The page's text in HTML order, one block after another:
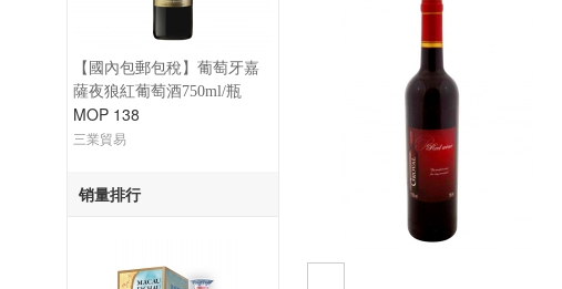
【國內包郵包稅】葡萄牙嘉
薩夜狼紅葡萄酒750ml/瓶
MOP 138
三業貿易
销量排行